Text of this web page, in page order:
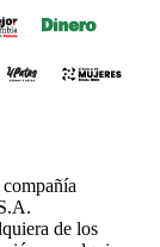
de los